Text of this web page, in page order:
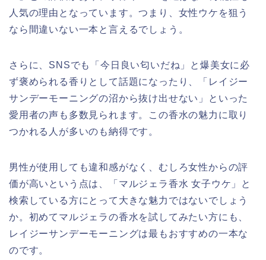
人気の理由となっています。つまり、女性ウケを狙う
なら間違いない一本と言えるでしょう。
さらに、SNSでも「今日良い匂いだね」と爆美女に必
ず褒められる香りとして話題になったり、「レイジー
サンデーモーニングの沼から抜け出せない」といった
愛用者の声も多数見られます。この香水の魅力に取り
つかれる人が多いのも納得です。
男性が使用しても違和感がなく、むしろ女性からの評
価が高いという点は、「マルジェラ香水 女子ウケ」と
検索している方にとって大きな魅力ではないでしょう
か。初めてマルジェラの香水を試してみたい方にも、
レイジーサンデーモーニングは最もおすすめの一本な
のです。